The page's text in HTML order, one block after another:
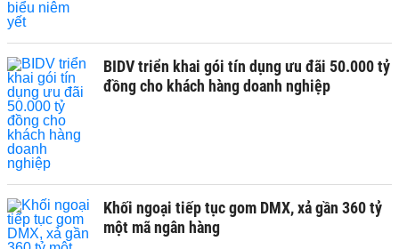
BIDV triển khai gói tín dụng ưu đãi 50.000 tỷ
đồng cho khách hàng doanh nghiệp
Khối ngoại tiếp tục gom DMX, xả gần 360 tỷ
một mã ngân hàng